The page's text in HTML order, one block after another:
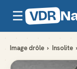
☰ VDR
Image drôle › Insolite ›